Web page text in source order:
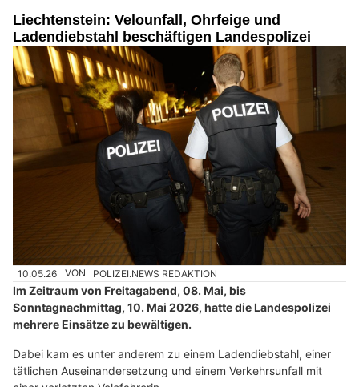
Liechtenstein: Velounfall, Ohrfeige und
Ladendiebstahl beschäftigen Landespolizei
10.05.26 VON POLIZEI.NEWS REDAKTION
Im Zeitraum von Freitagabend, 08. Mai, bis
Sonntagnachmittag, 10. Mai 2026, hatte die Landespolizei
mehrere Einsätze zu bewältigen.
Dabei kam es unter anderem zu einem Ladendiebstahl, einer
tätlichen Auseinandersetzung und einem Verkehrsunfall mit